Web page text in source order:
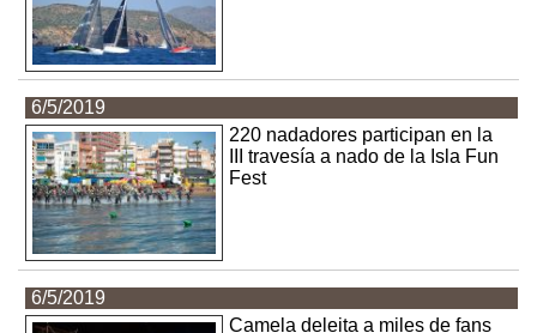
6/5/2019
220 nadadores participan en la
III travesía a nado de la Isla Fun
Fest
6/5/2019
Camela deleita a miles de fans